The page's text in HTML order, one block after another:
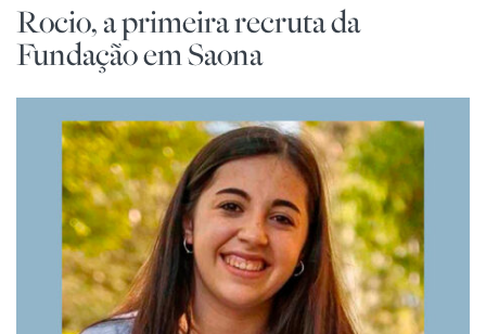
Rocio, a primeira recruta da
Fundação em Saona